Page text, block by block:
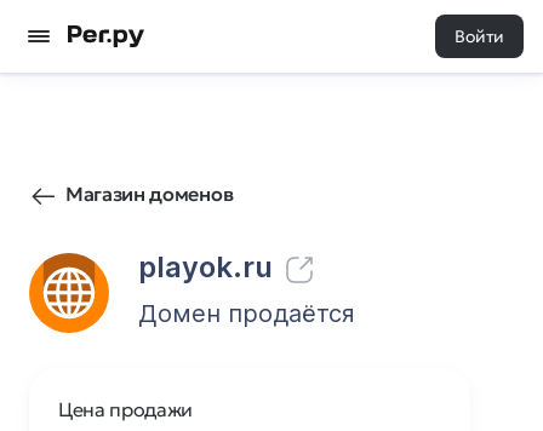
Войти
Магазин доменов
playok.ru
3702 0
Домен продаётся
Цена продажи